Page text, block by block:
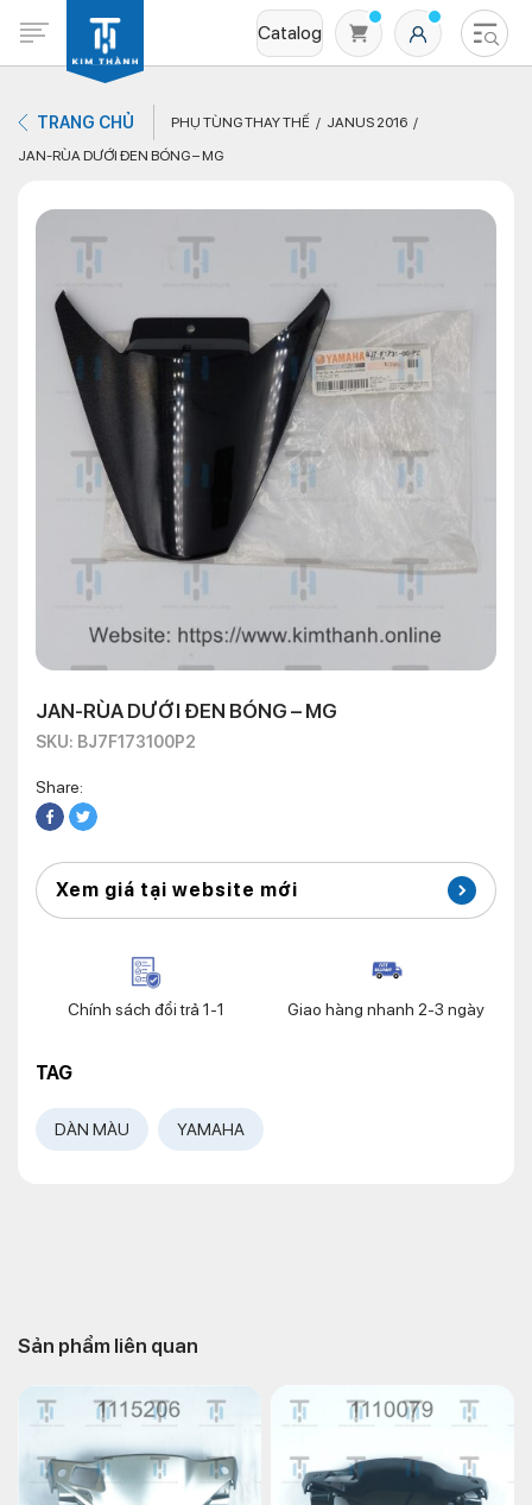
Catalog
Không có sản phẩm nào trong giỏ hàng
TRANG CHỦ PHỤ TÙNG THAY THẾ
JANUS 2016
JAN-RÙA DƯỚI ĐEN BÓNG – MG
JAN-RÙA DƯỚI ĐEN BÓNG – MG
SKU: BJ7F173100P2
Share:
Xem giá tại website mới
Chính sách đổi trả 1-1 Giao hàng nhanh 2-3 ngày
TAG
DÀN MÀU YAMAHA
Sản phẩm liên quan